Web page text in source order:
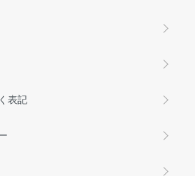
表記